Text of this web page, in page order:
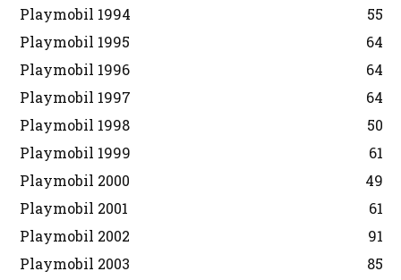
Playmobil 1994
55
Playmobil 1995
64
Playmobil 1996
64
Playmobil 1997
64
Playmobil 1998
50
Playmobil 1999
61
Playmobil 2000
49
Playmobil 2001
61
Playmobil 2002
91
Playmobil 2003
85